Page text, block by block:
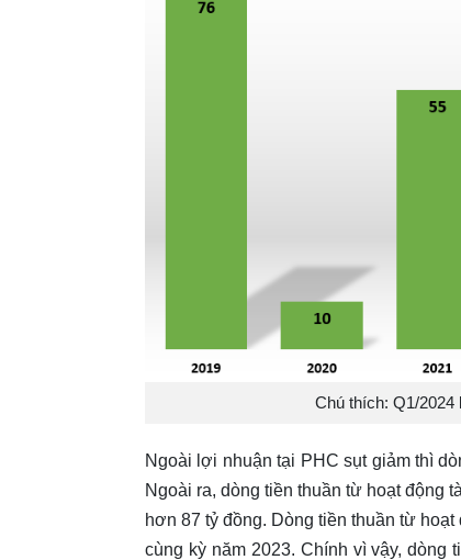
Chú thích: Q1/2024
Ngoài lợi nhuận tại PHC sụt giảm thì
Ngoài ra, dòng tiền thuần từ hoạt động
hơn 87 tỷ đồng. Dòng tiền thuần từ
cùng kỳ năm 2023. Chính vì vậy, dòng